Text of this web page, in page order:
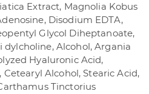
Extract, Magnolia Kobus
Disodium EDTA,
Glycol Diheptanoate,
Alcohol, Argania
Hyaluronic Acid,
Cetearyl Alcohol, Stearic Acid,
Tinctorius